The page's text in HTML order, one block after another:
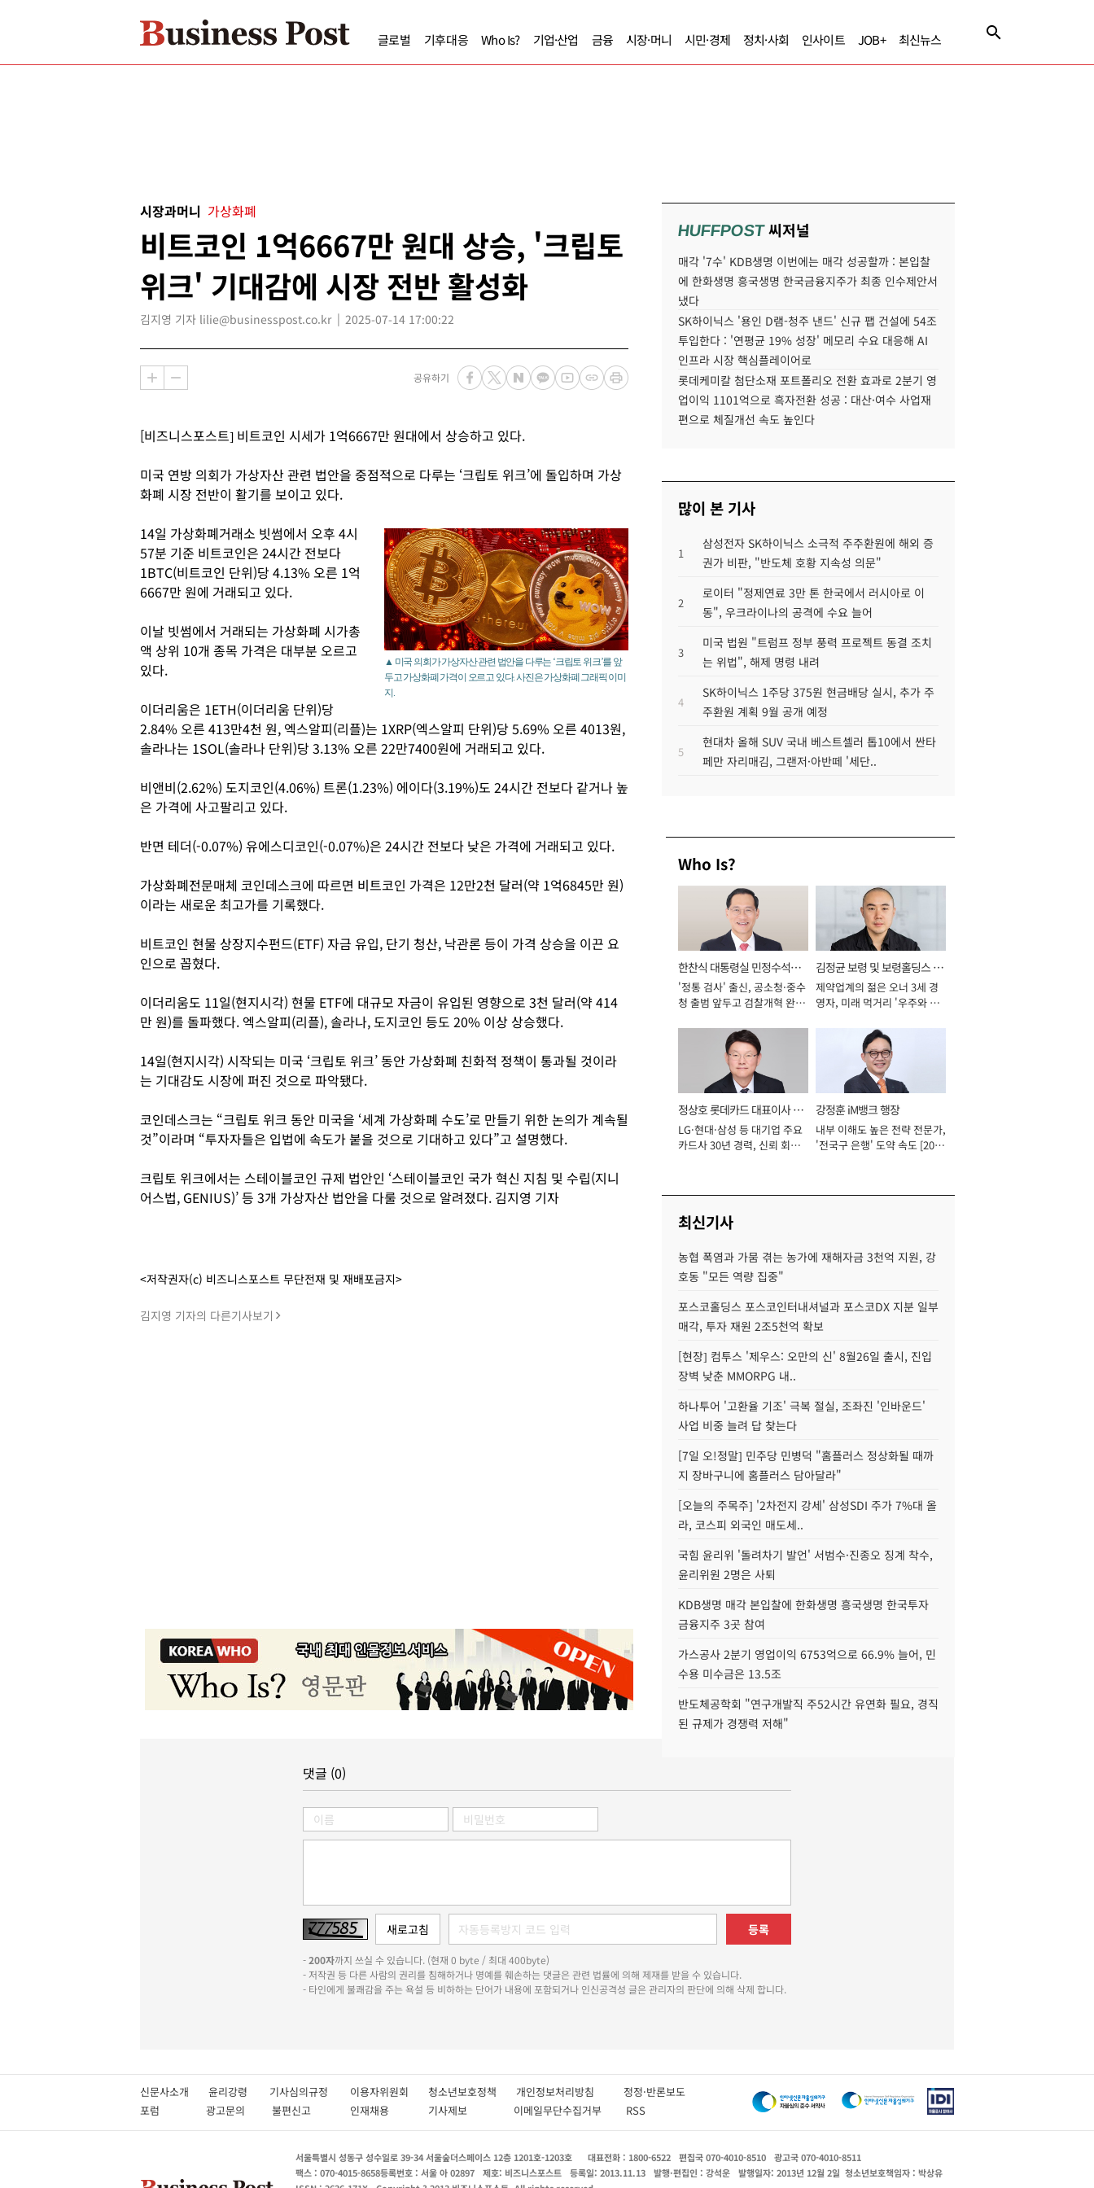
글로벌 기후대응 Who Is? 기업·산업 금융 시장·머니 시민·경제 정치·사회 인사이트 JOB+ 최신뉴스
시장과머니 가상화폐
비트코인 1억6667만 원대 상승, '크립토
위크' 기대감에 시장 전반 활성화
김지영 기자 lilie@businesspost.co.kr 2025-07-14 17:00:22
공유하기
[비즈니스포스트] 비트코인 시세가 1억6667만 원대에서 상승하고 있다.
미국 연방 의회가 가상자산 관련 법안을 중점적으로 다루는 ‘크립토 위크’에 돌입하며 가상
화폐 시장 전반이 활기를 보이고 있다.
▲ 미국 의회가 가상자산 관련 법안을 다루는 ‘크립토 위크’를 앞
두고 가상화폐 가격이 오르고 있다. 사진은 가상화폐 그래픽 이미
지.
14일 가상화폐거래소 빗썸에서 오후 4시
57분 기준 비트코인은 24시간 전보다
1BTC(비트코인 단위)당 4.13% 오른 1억
6667만 원에 거래되고 있다.
이날 빗썸에서 거래되는 가상화폐 시가총
액 상위 10개 종목 가격은 대부분 오르고
있다.
이더리움은 1ETH(이더리움 단위)당
2.84% 오른 413만4천 원, 엑스알피(리플)는 1XRP(엑스알피 단위)당 5.69% 오른 4013원,
솔라나는 1SOL(솔라나 단위)당 3.13% 오른 22만7400원에 거래되고 있다.
비앤비(2.62%) 도지코인(4.06%) 트론(1.23%) 에이다(3.19%)도 24시간 전보다 같거나 높
은 가격에 사고팔리고 있다.
반면 테더(-0.07%) 유에스디코인(-0.07%)은 24시간 전보다 낮은 가격에 거래되고 있다.
가상화폐전문매체 코인데스크에 따르면 비트코인 가격은 12만2천 달러(약 1억6845만 원)
이라는 새로운 최고가를 기록했다.
비트코인 현물 상장지수펀드(ETF) 자금 유입, 단기 청산, 낙관론 등이 가격 상승을 이끈 요
인으로 꼽혔다.
이더리움도 11일(현지시각) 현물 ETF에 대규모 자금이 유입된 영향으로 3천 달러(약 414
만 원)를 돌파했다. 엑스알피(리플), 솔라나, 도지코인 등도 20% 이상 상승했다.
14일(현지시각) 시작되는 미국 ‘크립토 위크’ 동안 가상화폐 친화적 정책이 통과될 것이라
는 기대감도 시장에 퍼진 것으로 파악됐다.
코인데스크는 “크립토 위크 동안 미국을 ‘세계 가상화폐 수도’로 만들기 위한 논의가 계속될
것”이라며 “투자자들은 입법에 속도가 붙을 것으로 기대하고 있다”고 설명했다.
크립토 위크에서는 스테이블코인 규제 법안인 ‘스테이블코인 국가 혁신 지침 및 수립(지니
어스법, GENIUS)’ 등 3개 가상자산 법안을 다룰 것으로 알려졌다. 김지영 기자
<저작권자(c) 비즈니스포스트 무단전재 및 재배포금지>
김지영 기자의 다른기사보기
HUFFPOST씨저널
매각 '7수' KDB생명 이번에는 매각 성공할까 : 본입찰
에 한화생명 흥국생명 한국금융지주가 최종 인수제안서
냈다
SK하이닉스 '용인 D램-청주 낸드' 신규 팹 건설에 54조
투입한다 : '연평균 19% 성장' 메모리 수요 대응해 AI
인프라 시장 핵심플레이어로
롯데케미칼 첨단소재 포트폴리오 전환 효과로 2분기 영
업이익 1101억으로 흑자전환 성공 : 대산·여수 사업재
편으로 체질개선 속도 높인다
많이 본 기사
1
삼성전자 SK하이닉스 소극적 주주환원에 해외 증
권가 비판, "반도체 호황 지속성 의문"
2
로이터 "정제연료 3만 톤 한국에서 러시아로 이
동", 우크라이나의 공격에 수요 늘어
3
미국 법원 "트럼프 정부 풍력 프로젝트 동결 조치
는 위법", 해제 명령 내려
4
SK하이닉스 1주당 375원 현금배당 실시, 추가 주
주환원 계획 9월 공개 예정
5
현대차 올해 SUV 국내 베스트셀러 톱10에서 싼타
페만 자리매김, 그랜저·아반떼 '세단..
Who Is?
한찬식 대통령실 민정수석비
서관
'정통 검사' 출신, 공소청·중수
청 출범 앞두고 검찰개혁 완수
김정균 보령 및 보령홀딩스 대
표이사 사장
제약업계의 젊은 오너 3세 경
영자, 미래 먹거리 '우주와 헬
정상호 롯데카드 대표이사 사
장
LG·현대·삼성 등 대기업 주요
카드사 30년 경력, 신뢰 회복
강정훈 iM뱅크 행장
내부 이해도 높은 전략 전문가,
'전국구 은행' 도약 속도 [2026
최신기사
농협 폭염과 가뭄 겪는 농가에 재해자금 3천억 지원, 강
호동 "모든 역량 집중"
포스코홀딩스 포스코인터내셔널과 포스코DX 지분 일부
매각, 투자 재원 2조5천억 확보
[현장] 컴투스 '제우스: 오만의 신' 8월26일 출시, 진입
장벽 낮춘 MMORPG 내..
하나투어 '고환율 기조' 극복 절실, 조좌진 '인바운드'
사업 비중 늘려 답 찾는다
[7일 오!정말] 민주당 민병덕 "홈플러스 정상화될 때까
지 장바구니에 홈플러스 담아달라"
[오늘의 주목주] '2차전지 강세' 삼성SDI 주가 7%대 올
라, 코스피 외국인 매도세..
국힘 윤리위 '돌려차기 발언' 서범수·진종오 징계 착수,
윤리위원 2명은 사퇴
KDB생명 매각 본입찰에 한화생명 흥국생명 한국투자
금융지주 3곳 참여
가스공사 2분기 영업이익 6753억으로 66.9% 늘어, 민
수용 미수금은 13.5조
반도체공학회 "연구개발직 주52시간 유연화 필요, 경직
된 규제가 경쟁력 저해"
댓글 (0)
등록
-200자까지 쓰실 수 있습니다. (현재 0 byte / 최대 400byte)
- 저작권 등 다른 사람의 권리를 침해하거나 명예를 훼손하는 댓글은 관련 법률에 의해 제재를 받을 수 있습니다.
- 타인에게 불쾌감을 주는 욕설 등 비하하는 단어가 내용에 포함되거나 인신공격성 글은 관리자의 판단에 의해 삭제 합니다.
신문사소개 윤리강령 기사심의규정 이용자위원회 청소년보호정책 개인정보처리방침 정정·반론보도
포럼
광고문의 불편신고 인재채용 기사제보 이메일무단수집거부 RSS
서울특별시 성동구 성수일로 39-34 서울숲더스페이스 12층 1201호-1203호 대표전화 : 1800-6522 편집국 070-4010-8510
광고국 070-4010-8511
팩스 : 070-4015-8658등록번호 : 서울 아 02897 제호: 비즈니스포스트 등록일: 2013.11.13 발행·편집인 : 강석운 발행일자: 2013년 12월 2일 청소년보호책임자 : 박상유